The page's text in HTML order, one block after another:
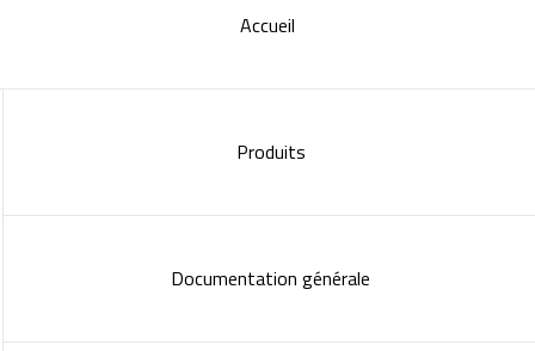
Accueil
Produits
Documentation générale